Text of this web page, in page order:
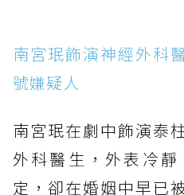
南宮珉飾演神經外科
號嫌疑人
南宮珉在劇中飾演泰
外科醫生，外表冷
定，卻在婚姻中早已